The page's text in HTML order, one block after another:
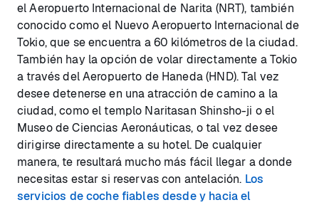
el Aeropuerto Internacional de Narita (NRT), también
conocido como el Nuevo Aeropuerto Internacional de
Tokio, que se encuentra a 60 kilómetros de la ciudad.
También hay la opción de volar directamente a Tokio
a través del Aeropuerto de Haneda (HND). Tal vez
desee detenerse en una atracción de camino a la
ciudad, como el templo Naritasan Shinsho-ji o el
Museo de Ciencias Aeronáuticas, o tal vez desee
dirigirse directamente a su hotel. De cualquier
manera, te resultará mucho más fácil llegar a donde
necesitas estar si reservas con antelación. Los
servicios de coche fiables desde y hacia el